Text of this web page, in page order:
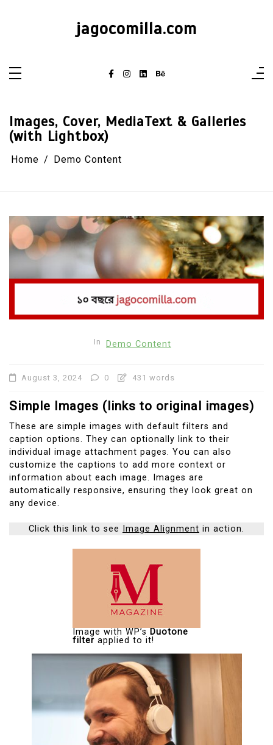
jagocomilla.com
Images, Cover, MediaText & Galleries
(with Lightbox)
Home Demo Content
In Demo Content
August 3, 2024 0 431 words
Simple Images (links to original images)
These are simple images with default filters and
caption options. They can optionally link to their
individual image attachment pages. You can also
customize the captions to add more context or
information about each image. Images are
automatically responsive, ensuring they look great on
any device.
Click this link to see Image Alignment in action.
Image with WP’s Duotone
filter applied to it!